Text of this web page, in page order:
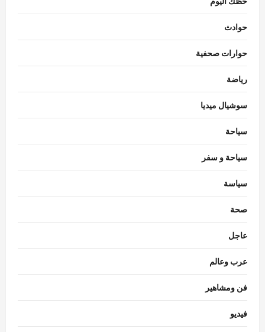
حوادث
حوارات صحفية
رياضة
سوشيال ميديا
سياحة
سياحة و سفر
سياسة
صحة
عاجل
عرب وعالم
فن ومشاهير
فيديو
3
محافظات
طنًا من بؤر المخلفات
4